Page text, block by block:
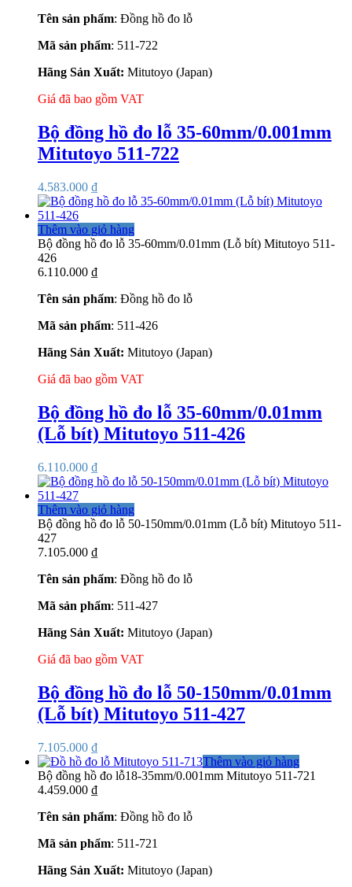
Tên sản phẩm: Đồng hồ đo lỗ
Mã sản phẩm: 511-722
Hãng Sản Xuất: Mitutoyo (Japan)
Giá đã bao gồm VAT
Bộ đồng hồ đo lỗ 35-60mm/0.001mm
Mitutoyo 511-722
4.583.000 ₫
Thêm vào giỏ hàng
Bộ đồng hồ đo lỗ 35-60mm/0.01mm (Lỗ bít) Mitutoyo 511-
426
6.110.000 ₫
Tên sản phẩm: Đồng hồ đo lỗ
Mã sản phẩm: 511-426
Hãng Sản Xuất: Mitutoyo (Japan)
Giá đã bao gồm VAT
Bộ đồng hồ đo lỗ 35-60mm/0.01mm
(Lỗ bít) Mitutoyo 511-426
6.110.000 ₫
Thêm vào giỏ hàng
Bộ đồng hồ đo lỗ 50-150mm/0.01mm (Lỗ bít) Mitutoyo 511-
427
7.105.000 ₫
Tên sản phẩm: Đồng hồ đo lỗ
Mã sản phẩm: 511-427
Hãng Sản Xuất: Mitutoyo (Japan)
Giá đã bao gồm VAT
Bộ đồng hồ đo lỗ 50-150mm/0.01mm
(Lỗ bít) Mitutoyo 511-427
7.105.000 ₫
Thêm vào giỏ hàng
Bộ đồng hồ đo lỗ18-35mm/0.001mm Mitutoyo 511-721
4.459.000 ₫
Tên sản phẩm: Đồng hồ đo lỗ
Mã sản phẩm: 511-721
Hãng Sản Xuất: Mitutoyo (Japan)